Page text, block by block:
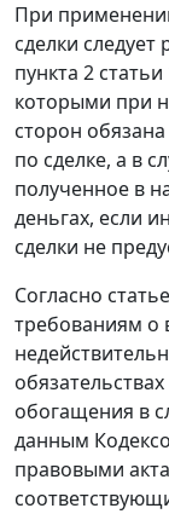
При
сделки
пункта 2 статьи
которыми при
сторон
по сделке, а в
полученное в
деньгах, если
сделки не
Согласно
требованиям о
обогащения в
данным
правовыми